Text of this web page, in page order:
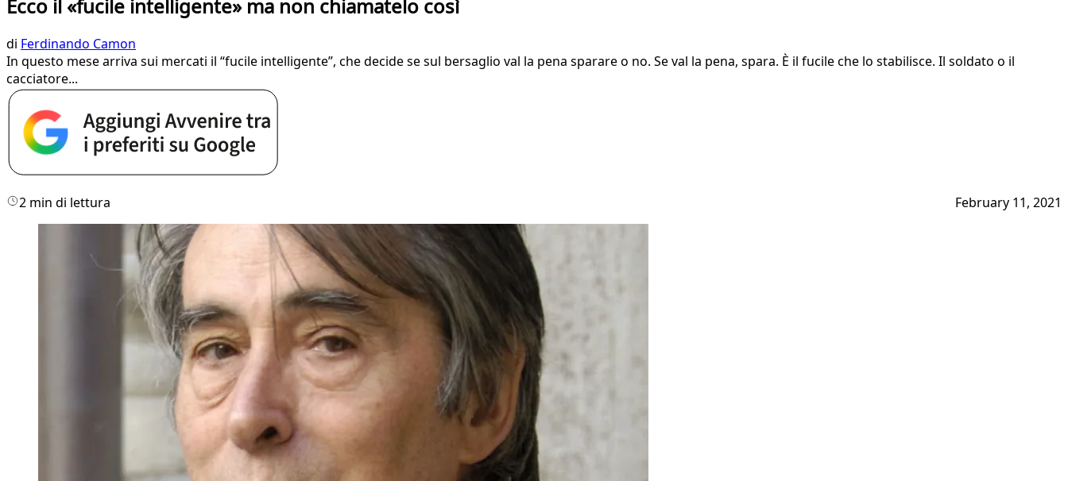
Ecco il «fucile intelligente» ma non chiamatelo così
di Ferdinando Camon
In questo mese arriva sui mercati il “fucile intelligente”, che decide se sul bersaglio val la pena sparare o no. Se val la pena, spara. È il fucile che lo stabilisce. Il soldato o il
cacciatore...
2 min di lettura February 11, 2021